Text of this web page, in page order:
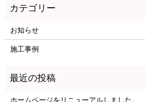
お知らせ
施工事例
ホームページをリニューアルしました。